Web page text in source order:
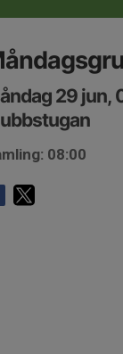
29 jun,
08:00